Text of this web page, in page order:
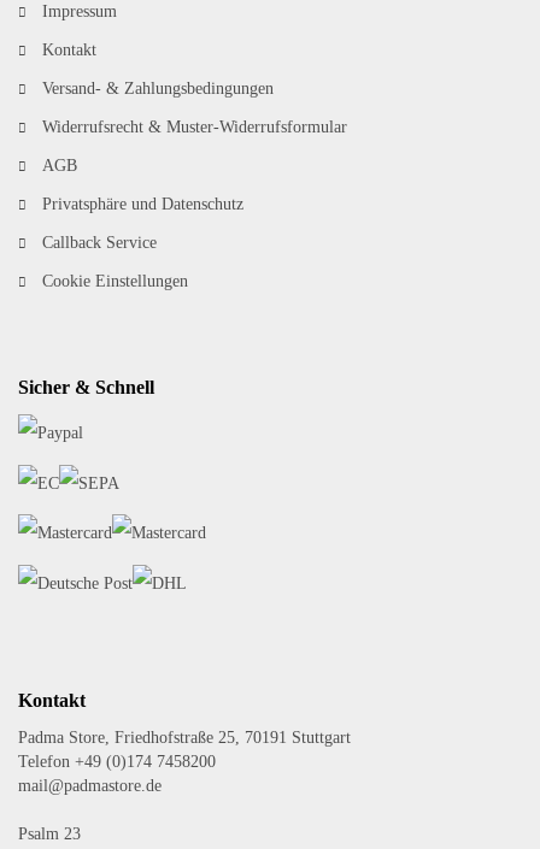
Impressum
Kontakt
Versand- & Zahlungsbedingungen
Widerrufsrecht & Muster-Widerrufsformular
AGB
Privatsphäre und Datenschutz
Callback Service
Cookie Einstellungen
Sicher & Schnell
Kontakt
Padma Store, Friedhofstraße 25, 70191 Stuttgart
Telefon +49 (0)174 7458200
mail@padmastore.de
Psalm 23